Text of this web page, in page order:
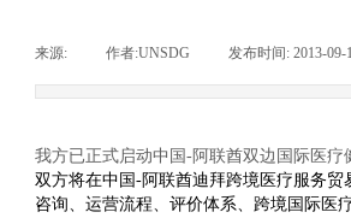
来源: 作者:UNSDG 发布时间: 2013-09-
我方已正式启动中国-阿联酋双边 国际医疗
双方将在中国-阿联酋迪拜跨境医疗服务贸
咨询、 运营流程、评价体系、 跨境国际医